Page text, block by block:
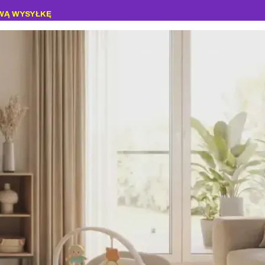
WYSYŁKĘ